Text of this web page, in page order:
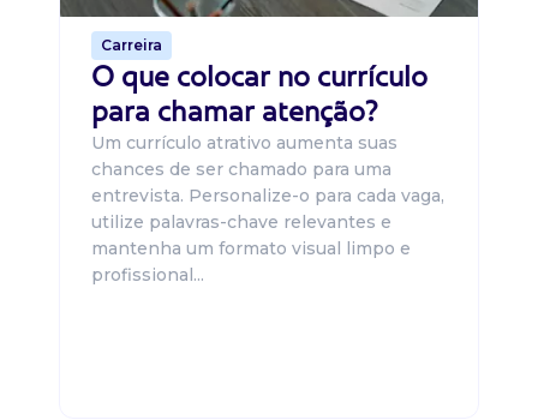
Carreira
O que colocar no currículo
para chamar atenção?
Um currículo atrativo aumenta suas
chances de ser chamado para uma
entrevista. Personalize-o para cada vaga,
utilize palavras-chave relevantes e
mantenha um formato visual limpo e
profissional...